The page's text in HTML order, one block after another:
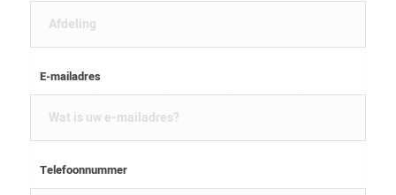
E-mailadres
Telefoonnummer